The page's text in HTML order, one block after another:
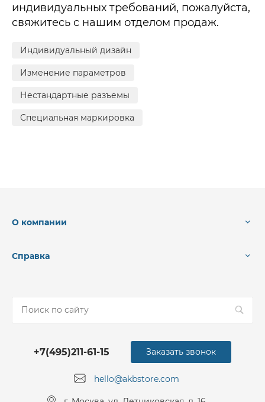
индивидуальных требований, пожалуйста,
свяжитесь с нашим отделом продаж.
Индивидуальный дизайн
Изменение параметров
Нестандартные разъемы
Специальная маркировка
О компании
Справка
+7(495)211-61-15
hello@akbstore.com
Заказать звонок